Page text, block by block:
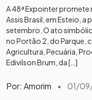
A 48ª Expointer
Assis Brasil, em Esteio, a
setembro. O ato
no Portão 2, do Parque,
Agricultura, Pecuária,
Edivilson Brum, da […]
Por: Amorim • 01/